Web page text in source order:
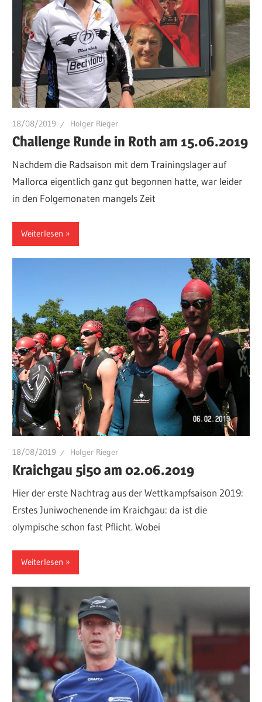
18/08/2019 Holger Rieger
Challenge Runde in Roth am 15.06.2019
Nachdem die Radsaison mit dem Trainingslager auf
Mallorca eigentlich ganz gut begonnen hatte, war leider
in den Folgemonaten mangels Zeit
Weiterlesen
18/08/2019 Holger Rieger
Kraichgau 5i50 am 02.06.2019
Hier der erste Nachtrag aus der Wettkampfsaison 2019:
Erstes Juniwochenende im Kraichgau: da ist die
olympische schon fast Pflicht. Wobei
Weiterlesen